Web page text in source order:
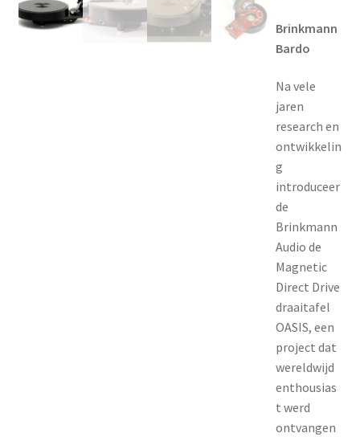
Brinkmann
Bardo
Na vele
jaren
research en
ontwikkelin
g
introduceer
de
Brinkmann
Audio de
Magnetic
Direct Drive
draaitafel
OASIS, een
project dat
wereldwijd
enthousias
t werd
ontvangen